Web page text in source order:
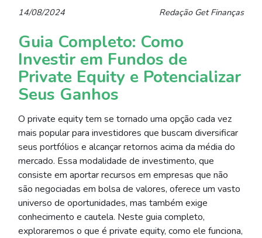
14/08/2024 Redação Get Finanças
Guia Completo: Como
Investir em Fundos de
Private Equity e Potencializar
Seus Ganhos
O private equity tem se tornado uma opção cada vez
mais popular para investidores que buscam diversificar
seus portfólios e alcançar retornos acima da média do
mercado. Essa modalidade de investimento, que
consiste em aportar recursos em empresas que não
são negociadas em bolsa de valores, oferece um vasto
universo de oportunidades, mas também exige
conhecimento e cautela. Neste guia completo,
exploraremos o que é private equity, como ele funciona,